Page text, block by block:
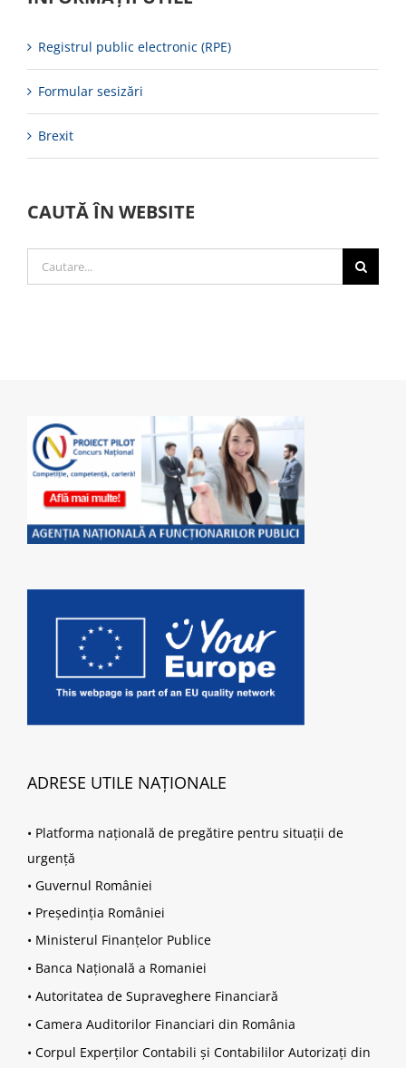
Registrul public electronic (RPE)
Formular sesizări
Brexit
CAUTĂ ÎN WEBSITE
Cautare...
ADRESE UTILE NAȚIONALE
• Platforma națională de pregătire pentru situații de
urgență
• Guvernul României
• Președinția României
• Ministerul Finanțelor Publice
• Banca Națională a Romaniei
• Autoritatea de Supraveghere Financiară
• Camera Auditorilor Financiari din România
• Corpul Experților Contabili și Contabililor Autorizați din